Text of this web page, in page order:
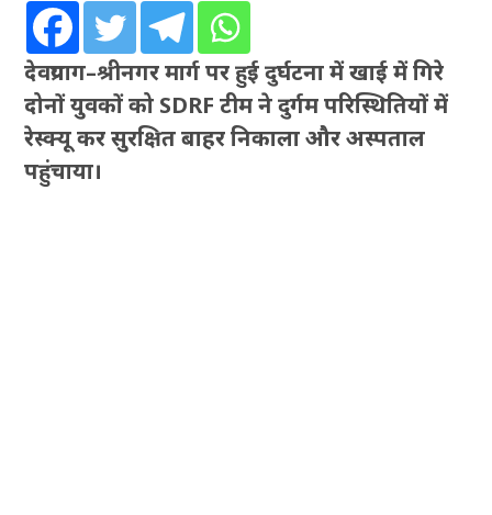
देवप्रयाग–श्रीनगर मार्ग पर हुई दुर्घटना में खाई में गिरे
दोनों युवकों को SDRF टीम ने दुर्गम परिस्थितियों में
रेस्क्यू कर सुरक्षित बाहर निकाला और अस्पताल
पहुंचाया।